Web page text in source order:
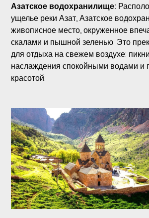
Азатское водохранилище:
ущелье реки Азат, Азатское
живописное место, окруженное
скалами и пышной зеленью. Это
для отдыха на свежем воздухе:
наслаждения спокойными водами и
красотой.